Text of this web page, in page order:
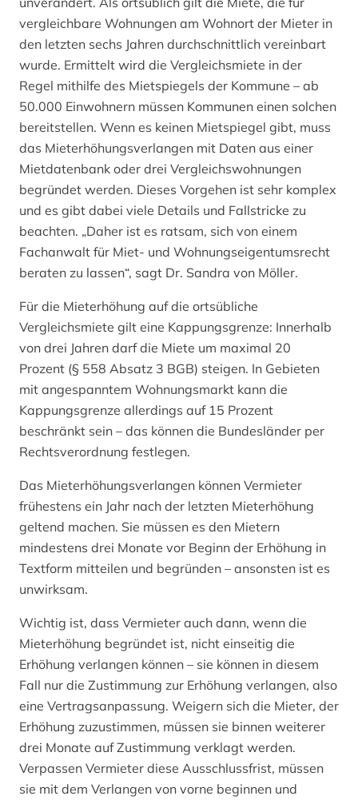
vergleichbare Wohnungen am Wohnort der Mieter in
den letzten sechs Jahren durchschnittlich vereinbart
wurde. Ermittelt wird die Vergleichsmiete in der
Regel mithilfe des Mietspiegels der Kommune – ab
50.000 Einwohnern müssen Kommunen einen solchen
bereitstellen. Wenn es keinen Mietspiegel gibt, muss
das Mieterhöhungsverlangen mit Daten aus einer
Mietdatenbank oder drei Vergleichswohnungen
begründet werden. Dieses Vorgehen ist sehr komplex
und es gibt dabei viele Details und Fallstricke zu
beachten. „Daher ist es ratsam, sich von einem
Fachanwalt für Miet- und Wohnungseigentumsrecht
beraten zu lassen“, sagt Dr. Sandra von Möller.
Für die Mieterhöhung auf die ortsübliche
Vergleichsmiete gilt eine Kappungsgrenze: Innerhalb
von drei Jahren darf die Miete um maximal 20
Prozent (§ 558 Absatz 3 BGB) steigen. In Gebieten
mit angespanntem Wohnungsmarkt kann die
Kappungsgrenze allerdings auf 15 Prozent
beschränkt sein – das können die Bundesländer per
Rechtsverordnung festlegen.
Das Mieterhöhungsverlangen können Vermieter
frühestens ein Jahr nach der letzten Mieterhöhung
geltend machen. Sie müssen es den Mietern
mindestens drei Monate vor Beginn der Erhöhung in
Textform mitteilen und begründen – ansonsten ist es
unwirksam.
Wichtig ist, dass Vermieter auch dann, wenn die
Mieterhöhung begründet ist, nicht einseitig die
Erhöhung verlangen können – sie können in diesem
Fall nur die Zustimmung zur Erhöhung verlangen, also
eine Vertragsanpassung. Weigern sich die Mieter, der
Erhöhung zuzustimmen, müssen sie binnen weiterer
drei Monate auf Zustimmung verklagt werden.
Verpassen Vermieter diese Ausschlussfrist, müssen
sie mit dem Verlangen von vorne beginnen und